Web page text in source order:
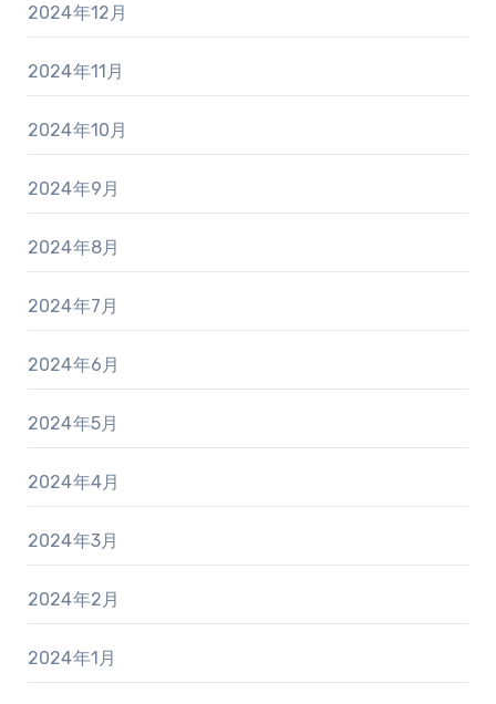
2024年12月
2024年11月
2024年10月
2024年9月
2024年8月
2024年7月
2024年6月
2024年5月
2024年4月
2024年3月
2024年2月
2024年1月